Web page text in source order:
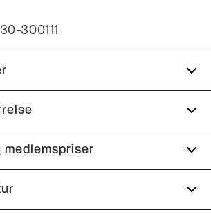
30-300111
genanvendt polyester.
en brystlomme foran.
giver en smidig jakke med en
inderside.
inderlommer.
medlemspriser
Wagner helt gratis.